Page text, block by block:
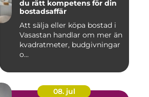
du rätt kompetens för din
bostadsaffär
Att sälja eller köpa bostad i
Vasastan handlar om mer än
kvadratmeter, budgivningar
o...
08. jul